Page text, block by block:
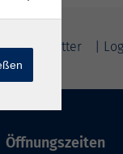
Newsletter |
Öffnungszeiten